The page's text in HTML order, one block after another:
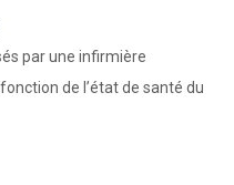
par une infirmière
de l’état de santé du